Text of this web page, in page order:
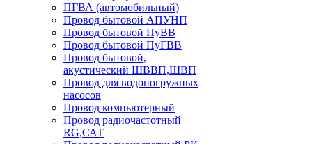
ПГВА (автомобильный)
Провод бытовой АПУНП
Провод бытовой ПуВВ
Провод бытовой ПуГВВ
Провод бытовой,
акустический ШВВП,ШВП
Провод для водопогружных
насосов
Провод компьютерный
Провод радиочастотный
RG,САТ